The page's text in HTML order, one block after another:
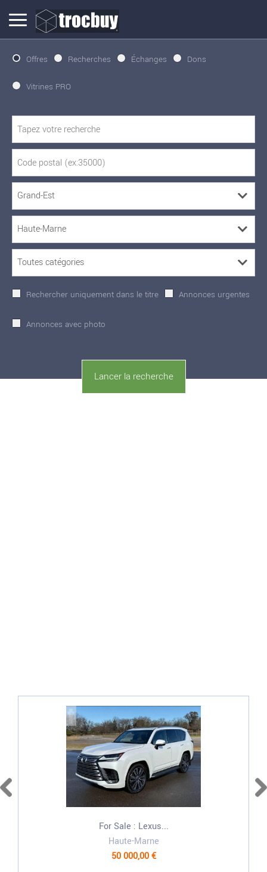
Offres Recherches Échanges Dons
Vitrines PRO
Rechercher uniquement dans le titre Annonces urgentes
Annonces avec photo
For Sale : Lexus...
Haute-Marne
50 000,00 €